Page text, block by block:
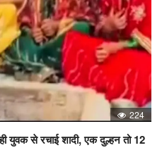
224
युवक से रचाई शादी, एक दुल्हन तो 12